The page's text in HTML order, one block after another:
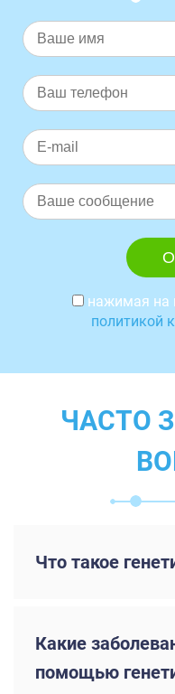
нажимая на
политикой
ЧАСТО
Что такое
Какие
помощью